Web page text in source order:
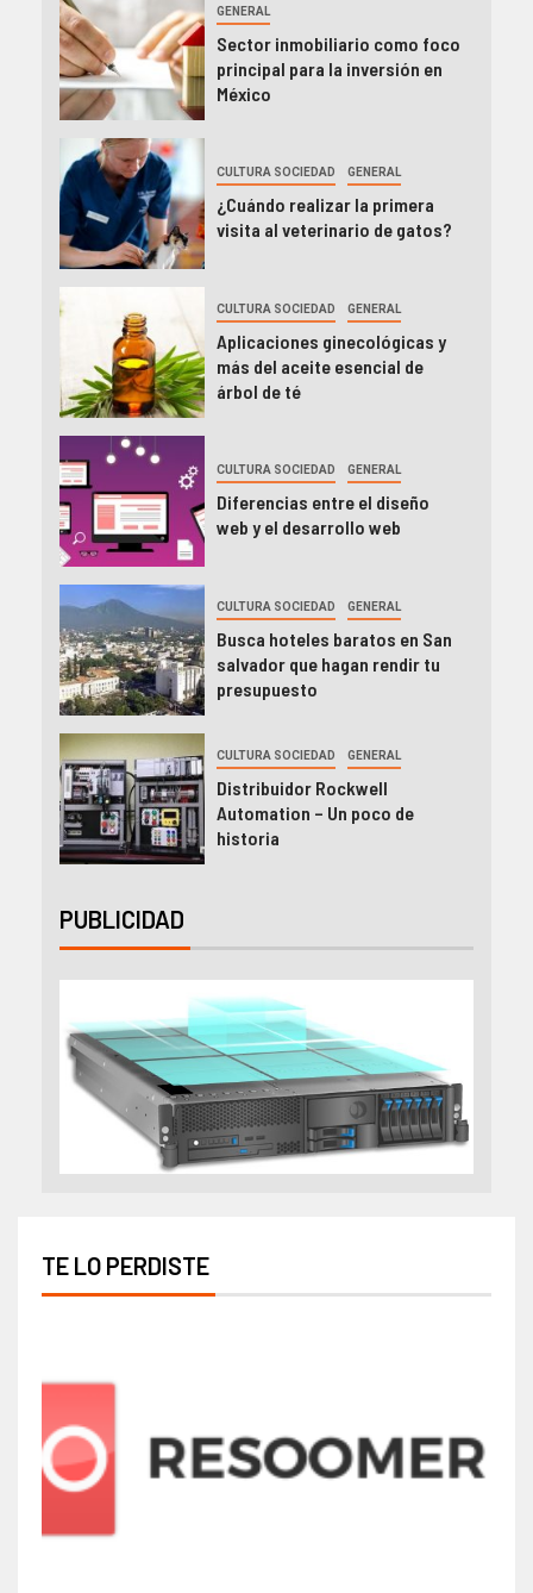
GENERAL
Sector inmobiliario como foco
principal para la inversión en
México
CULTURA SOCIEDAD GENERAL
¿Cuándo realizar la primera
visita al veterinario de gatos?
CULTURA SOCIEDAD GENERAL
Aplicaciones ginecológicas y
más del aceite esencial de
árbol de té
CULTURA SOCIEDAD GENERAL
Diferencias entre el diseño
web y el desarrollo web
CULTURA SOCIEDAD GENERAL
Busca hoteles baratos en San
salvador que hagan rendir tu
presupuesto
CULTURA SOCIEDAD GENERAL
Distribuidor Rockwell
Automation – Un poco de
historia
PUBLICIDAD
TE LO PERDISTE